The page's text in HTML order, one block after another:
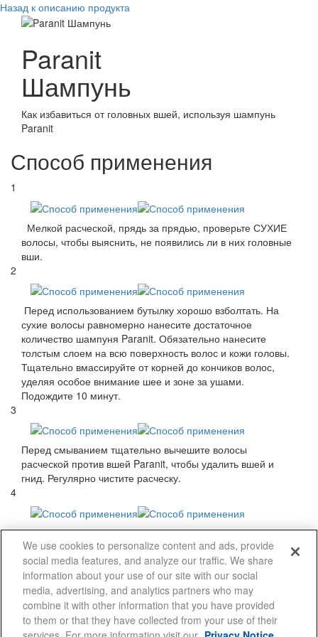
Назад к описанию продукта
Paranit
Шампунь
Как избавиться от головных вшей, используя шампунь
Paranit
Способ применения
1
Мелкой расческой, прядь за прядью, проверьте СУХИЕ
волосы, чтобы выяснить, не появились ли в них головные
вши.
2
Перед использованием бутылку хорошо взболтать. На
сухие волосы равномерно нанесите достаточное
количество шампуня Paranit. Обязательно нанесите
толстым слоем на всю поверхность волос и кожи головы.
Тщательно вмассируйте от корней до кончиков волос,
уделяя особое внимание шее и зоне за ушами.
Подождите 10 минут.
3
Перед смыванием тщательно вычешите волосы
расческой против вшей Paranit, чтобы удалить вшей и
гнид. Регулярно чистите расческу.
4
Добавьте достаточное для образования пены в волосах
количество воды. Тщательно вымойте и прополощите
волосы. Обязательно все тщательно смойте с волос.
Уложите волосы как обычно.
Через 7 дней повторите процедуру
We use cookies to personalize content and ads, provide
social media features, and analyze our traffic. We share
information about your use of our site with our social
media, advertising, and analytics partners who may
combine it with other information that you have provided
to them or that they have collected from your use of their